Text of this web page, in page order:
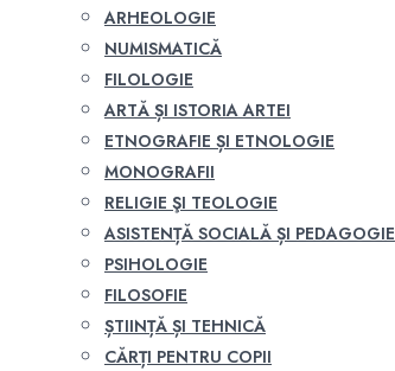
ARHEOLOGIE
NUMISMATICĂ
FILOLOGIE
ARTĂ ȘI ISTORIA ARTEI
ETNOGRAFIE ȘI ETNOLOGIE
MONOGRAFII
RELIGIE ŞI TEOLOGIE
ASISTENȚĂ SOCIALĂ ȘI PEDAGOGIE
PSIHOLOGIE
FILOSOFIE
ȘTIINȚĂ ȘI TEHNICĂ
CĂRȚI PENTRU COPII